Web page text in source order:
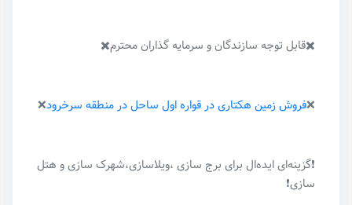
✖️قابل توجه سازندگان و سرمایه گذاران محترم✖️
❌فروش زمین هکتاری در قواره اول ساحل در منطقه سرخرود❌
❗گزینه‌ای ایده‌ال برای برج سازی ،ویلاسازی،شهرک سازی و هتل
سازی❗